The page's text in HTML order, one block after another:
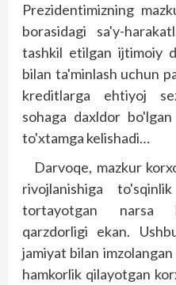
Prezidentimizning
borasidagi sa'y-
tashkil etilgan ijtimoiy
bilan ta'minlash uchun
kreditlarga ehtiyoj
sohaga daxldor
to'xtamga kelishadi…
Darvoqe, mazkur
rivojlanishiga
tortayotgan narsa
qarzdorligi ekan.
jamiyat bilan
hamkorlik qilayotgan